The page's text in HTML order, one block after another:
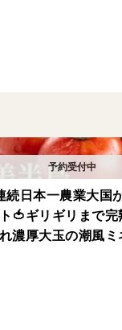
名脇役』です。
続日本一農業大国
🍅ギリギリまで完
濃厚大玉の潮風ミ